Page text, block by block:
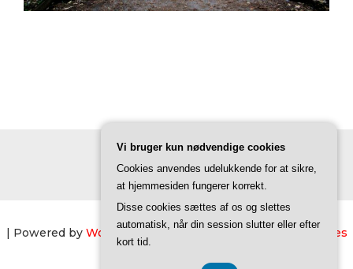
| Powered by WordPress| Theme byTheBootstrapThemes
Vi bruger kun nødvendige cookies
Cookies anvendes udelukkende for at sikre,
at hjemmesiden fungerer korrekt.
Disse cookies sættes af os og slettes
automatisk, når din session slutter eller efter
kort tid.